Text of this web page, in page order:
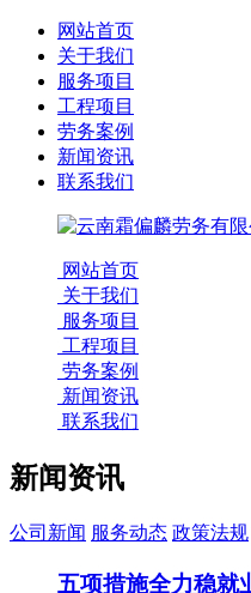
网站首页
关于我们
服务项目
工程项目
劳务案例
新闻资讯
联系我们
网站首页
关于我们
服务项目
工程项目
劳务案例
新闻资讯
联系我们
新闻资讯
公司新闻 服务动态 政策法规
五项措施全力稳就